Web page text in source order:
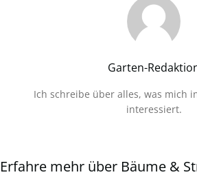
Garten-
Ich schreibe über alles, was mich
interessiert.
Erfahre mehr über Bäume &